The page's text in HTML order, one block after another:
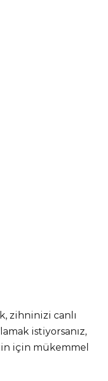
zihninizi canlı
istiyorsanız,
için mükemmel